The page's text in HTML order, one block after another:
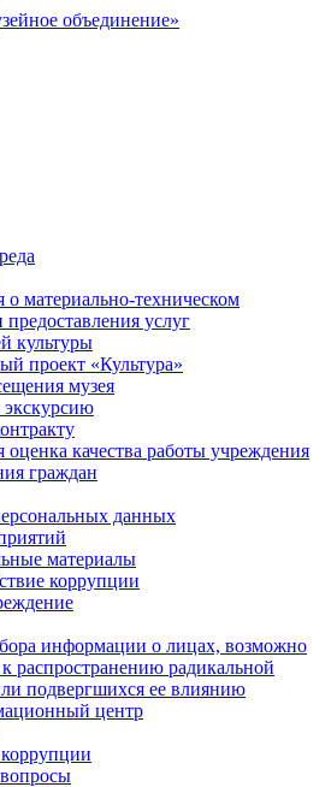
материально-техническом
предоставления услуг
культуры
проект «Культура»
музея
экскурсию
оценка качества работы учреждения
граждан
данных
материалы
коррупции
информации о лицах, возможно
распространению радикальной
подвергшихся ее влиянию
центр